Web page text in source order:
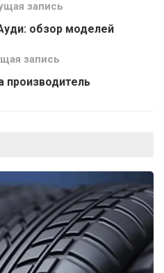
запись
обзор моделей
запись
производитель